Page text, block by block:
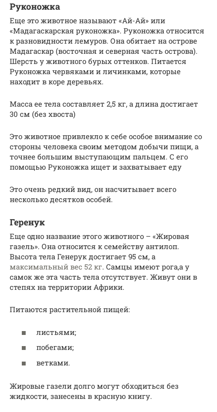
Руконожка
Еще это животное называют «Ай-Ай» или
«Мадагаскарская руконожка». Руконожка относится
к разновидности лемуров. Она обитает на острове
Мадагаскар (восточная и северная часть острова).
Шерсть у животного бурых оттенков. Питается
Руконожка червяками и личинками, которые
находит в коре деревьях.
Масса ее тела составляет 2,5 кг, а длина достигает
30 см (без хвоста)
Это животное привлекло к себе особое внимание со
стороны человека своим методом добычи пищи, а
точнее большим выступающим пальцем. С его
помощью Руконожка ищет и захватывает еду
Это очень редкий вид, он насчитывает всего
несколько десятков особей.
Геренук
Еще одно название этого животного – «Жировая
газель». Она относится к семейству антилоп.
Высота тела Генерук достигает 95 см, а
максимальный вес 52 кг. Самцы имеют рога,а у
самок же эта часть тела отсутствует. Живут они в
степях на территории Африки.
Питаются растительной пищей:
листьями;
побегами;
ветками.
Жировые газели долго могут обходиться без
жидкости, занесены в красную книгу.